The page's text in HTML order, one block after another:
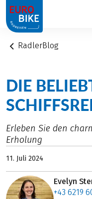
1
RadlerBlog
DIE
Erleben Sie den
Erholung
11. Juli 2024
Evelyn
+43 6219